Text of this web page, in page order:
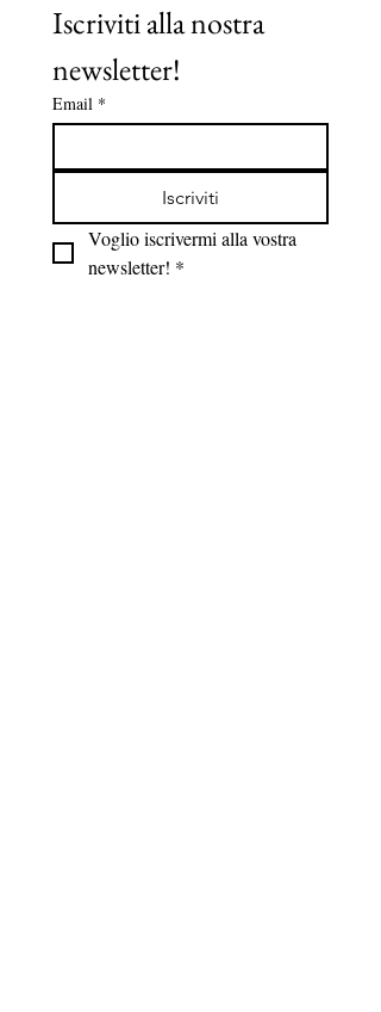
Iscriviti alla nostra
newsletter!
Email *
Iscriviti
Voglio iscrivermi alla vostra
newsletter! *